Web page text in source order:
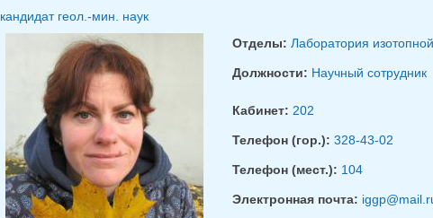
кандидат геол.-мин. наук
Отделы: Лаборатория
Должности: Научный сотрудник
Кабинет: 202
Телефон (гор.): 328-43-02
Телефон (мест.): 104
Электронная почта: